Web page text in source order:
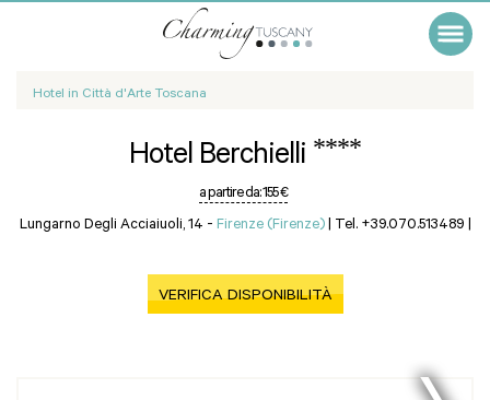
Hotel in Città d'Arte Toscana
Hotel Berchielli ****
a partire da:155 €
Lungarno Degli Acciaiuoli, 14 - Firenze (Firenze) | Tel. +39.070.513489 |
VERIFICA DISPONIBILITÀ